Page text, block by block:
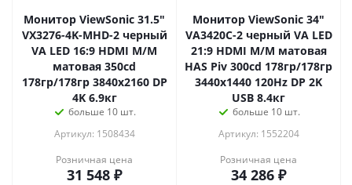
Монитор ViewSonic 31.5"
VX3276-4K-MHD-2 черный
VA LED 16:9 HDMI M/M
матовая 350cd
178гр/178гр 3840x2160 DP
4K 6.9кг
больше 10 шт.
Артикул: 1508434
Розничная цена
31 548 ₽
Монитор ViewSonic 34"
VA3420C-2 черный VA LED
21:9 HDMI M/M матовая
HAS Piv 300cd 178гр/178гр
3440x1440 120Hz DP 2K
USB 8.4кг
больше 10 шт.
Артикул: 1552204
Розничная цена
34 286 ₽